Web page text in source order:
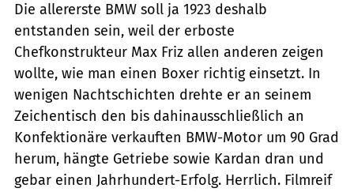
Die allererste BMW soll ja 1923 deshalb
entstanden sein, weil der erboste
Chefkonstrukteur Max Friz allen anderen zeigen
wollte, wie man einen Boxer richtig einsetzt. In
wenigen Nachtschichten drehte er an seinem
Zeichentisch den bis dahinausschließlich an
Konfektionäre verkauften BMW-Motor um 90 Grad
herum, hängte Getriebe sowie Kardan dran und
gebar einen Jahrhundert-Erfolg. Herrlich. Filmreif